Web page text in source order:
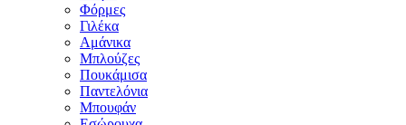
Φόρμες
Γιλέκα
Αμάνικα
Μπλούζες
Πουκάμισα
Παντελόνια
Μπουφάν